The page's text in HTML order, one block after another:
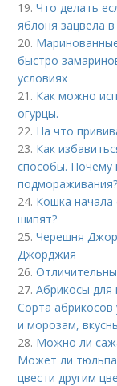
19.Что делать
яблоня зацвела
20.
быстро
условиях
21. Как можно
огурцы.
22. На что
23. Как
способы. Почему
24. Кошка начала
шипят?
25.Черешня
Джорджия
26.
27.Абрикосы для
Сорта абрикосов
и морозам,
28. Можно ли
Может ли
цвести другим